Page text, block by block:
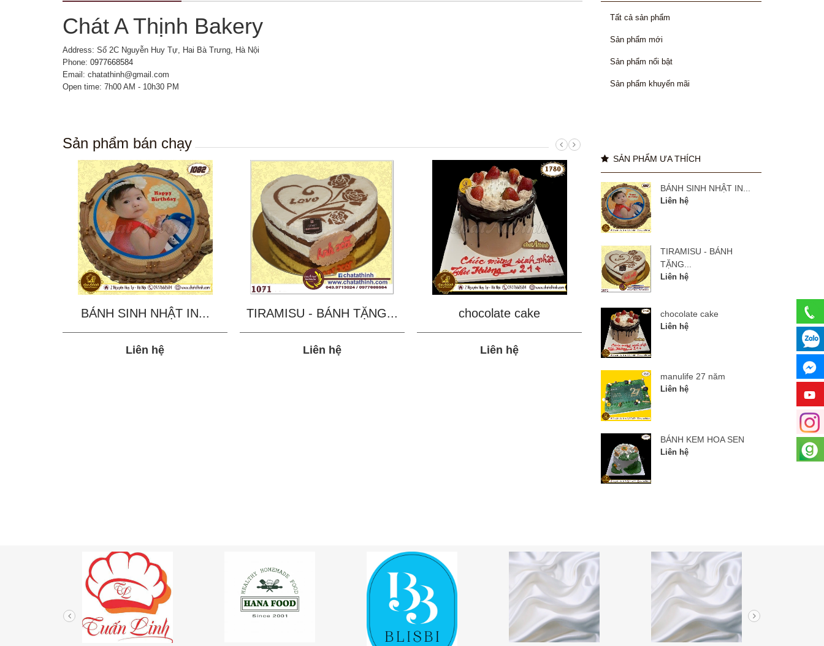
Chát A Thịnh Bakery
Address: Số 2C Nguyễn Huy Tự, Hai Bà Trưng, Hà Nội
Phone: 0977668584
Email: chatathinh@gmail.com
Open time: 7h00 AM - 10h30 PM
Sản phẩm bán chạy
BÁNH SINH NHẬT IN...
Liên hệ
TIRAMISU - BÁNH TẶNG...
Liên hệ
chocolate cake
Liên hệ
manulife 27 năm
Tất cả sản phẩm
Sản phẩm mới
Sản phẩm nổi bật
Sản phẩm khuyến mãi
SẢN PHẨM ƯA THÍCH
BÁNH SINH NHẬT IN...
Liên hệ
TIRAMISU - BÁNH
TẶNG...
Liên hệ
chocolate cake
Liên hệ
manulife 27 năm
Liên hệ
BÁNH KEM HOA SEN
Liên hệ